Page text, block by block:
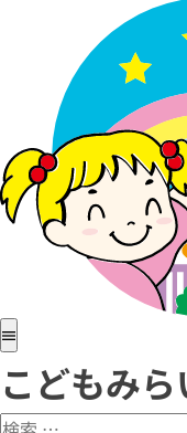
医院紹介
アレルギー科
予防接種
病児・病後児保育室
診療時間・アクセス
求人情報
こどもみ